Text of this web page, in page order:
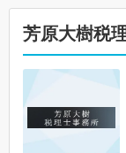
芳原大樹税